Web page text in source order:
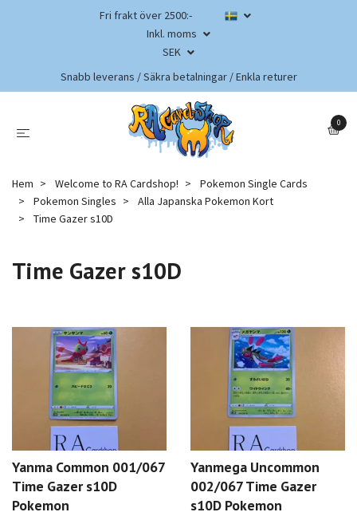
Fri frakt över 2500:-
Inkl. moms
SEK
Snabb leverans / Säkra betalningar / Enkla returer
0
Hem Welcome to RA Cardshop!
Pokemon Single Cards
Pokemon Singles
Alla Japanska Pokemon Kort
Time Gazer s10D
Time Gazer s10D
Yanma Common 001/067
Time Gazer s10D
Pokemon
Yanmega Uncommon
002/067 Time Gazer
s10D Pokemon